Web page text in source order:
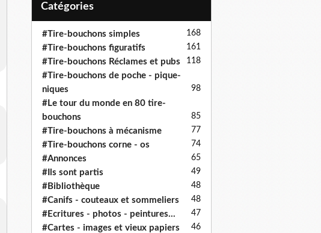
Catégories
#Tire-bouchons simples 168
#Tire-bouchons figuratifs 161
#Tire-bouchons Réclames et pubs 118
#Tire-bouchons de poche - pique-
niques
98
#Le tour du monde en 80 tire-
bouchons
85
#Tire-bouchons à mécanisme 77
#Tire-bouchons corne - os 74
#Annonces 65
#Ils sont partis 49
#Bibliothèque 48
#Canifs - couteaux et sommeliers 48
#Ecritures - photos - peintures... 47
#Cartes - images et vieux papiers 46